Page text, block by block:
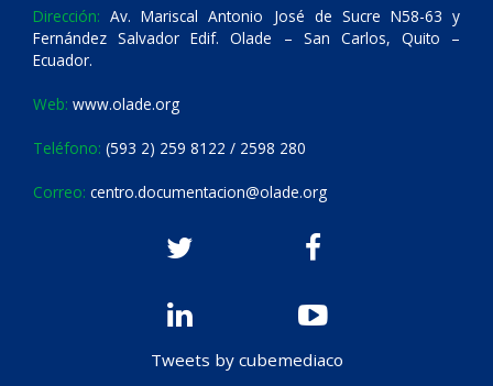
Dirección: Av. Mariscal Antonio José de Sucre N58-63 y
Fernández Salvador Edif. Olade – San Carlos, Quito –
Ecuador.
Web: www.olade.org
Teléfono: (593 2) 259 8122 / 2598 280
Correo: centro.documentacion@olade.org
Tweets by cubemediaco